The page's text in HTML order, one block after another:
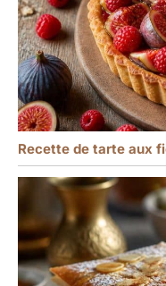
Recette de tarte aux